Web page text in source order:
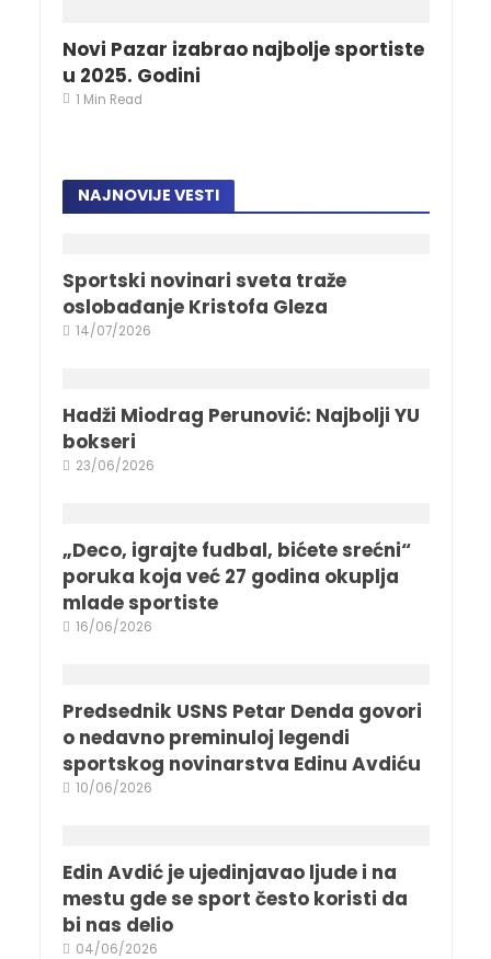
Novi Pazar izabrao najbolje sportiste
u 2025. Godini
1 Min Read
NAJNOVIJE VESTI
Sportski novinari sveta traže
oslobađanje Kristofa Gleza
14/07/2026
Hadži Miodrag Perunović: Najbolji YU
bokseri
23/06/2026
„Deco, igrajte fudbal, bićete srećni“
poruka koja već 27 godina okuplja
mlade sportiste
16/06/2026
Predsednik USNS Petar Denda govori
o nedavno preminuloj legendi
sportskog novinarstva Edinu Avdiću
10/06/2026
Edin Avdić je ujedinjavao ljude i na
mestu gde se sport često koristi da
bi nas delio
04/06/2026